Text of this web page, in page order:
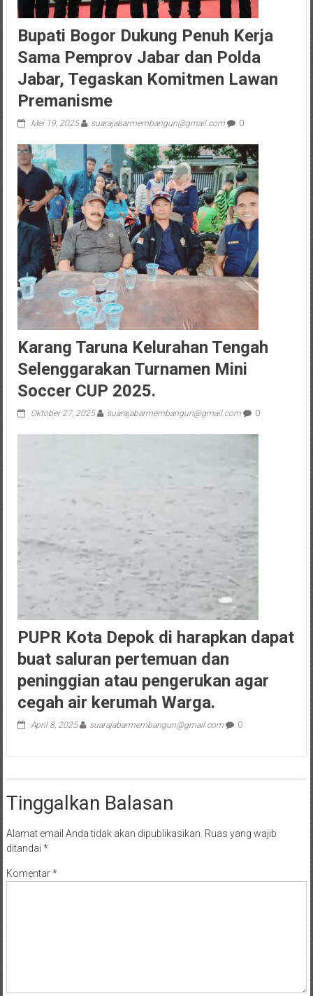
Bupati Bogor Dukung Penuh Kerja
Sama Pemprov Jabar dan Polda
Jabar, Tegaskan Komitmen Lawan
Premanisme
Mei 19, 2025 suarajabarmembangun@gmail.com 0
Karang Taruna Kelurahan Tengah
Selenggarakan Turnamen Mini
Soccer CUP 2025.
Oktober 27, 2025 suarajabarmembangun@gmail.com 0
PUPR Kota Depok di harapkan dapat
buat saluran pertemuan dan
peninggian atau pengerukan agar
cegah air kerumah Warga.
April 8, 2025 suarajabarmembangun@gmail.com 0
Tinggalkan Balasan
Alamat email Anda tidak akan dipublikasikan. Ruas yang wajib
ditandai *
Komentar*